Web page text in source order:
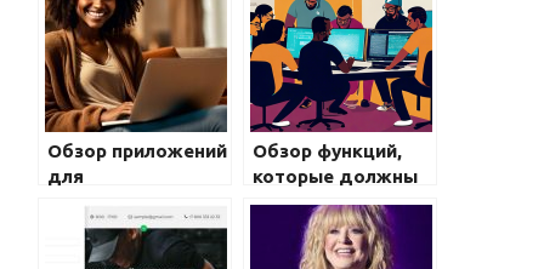
Обзор приложений
для
видео на
смартфоне
Обзор функций,
которые должны
присутствовать у
дизайнеров на
смартфонах